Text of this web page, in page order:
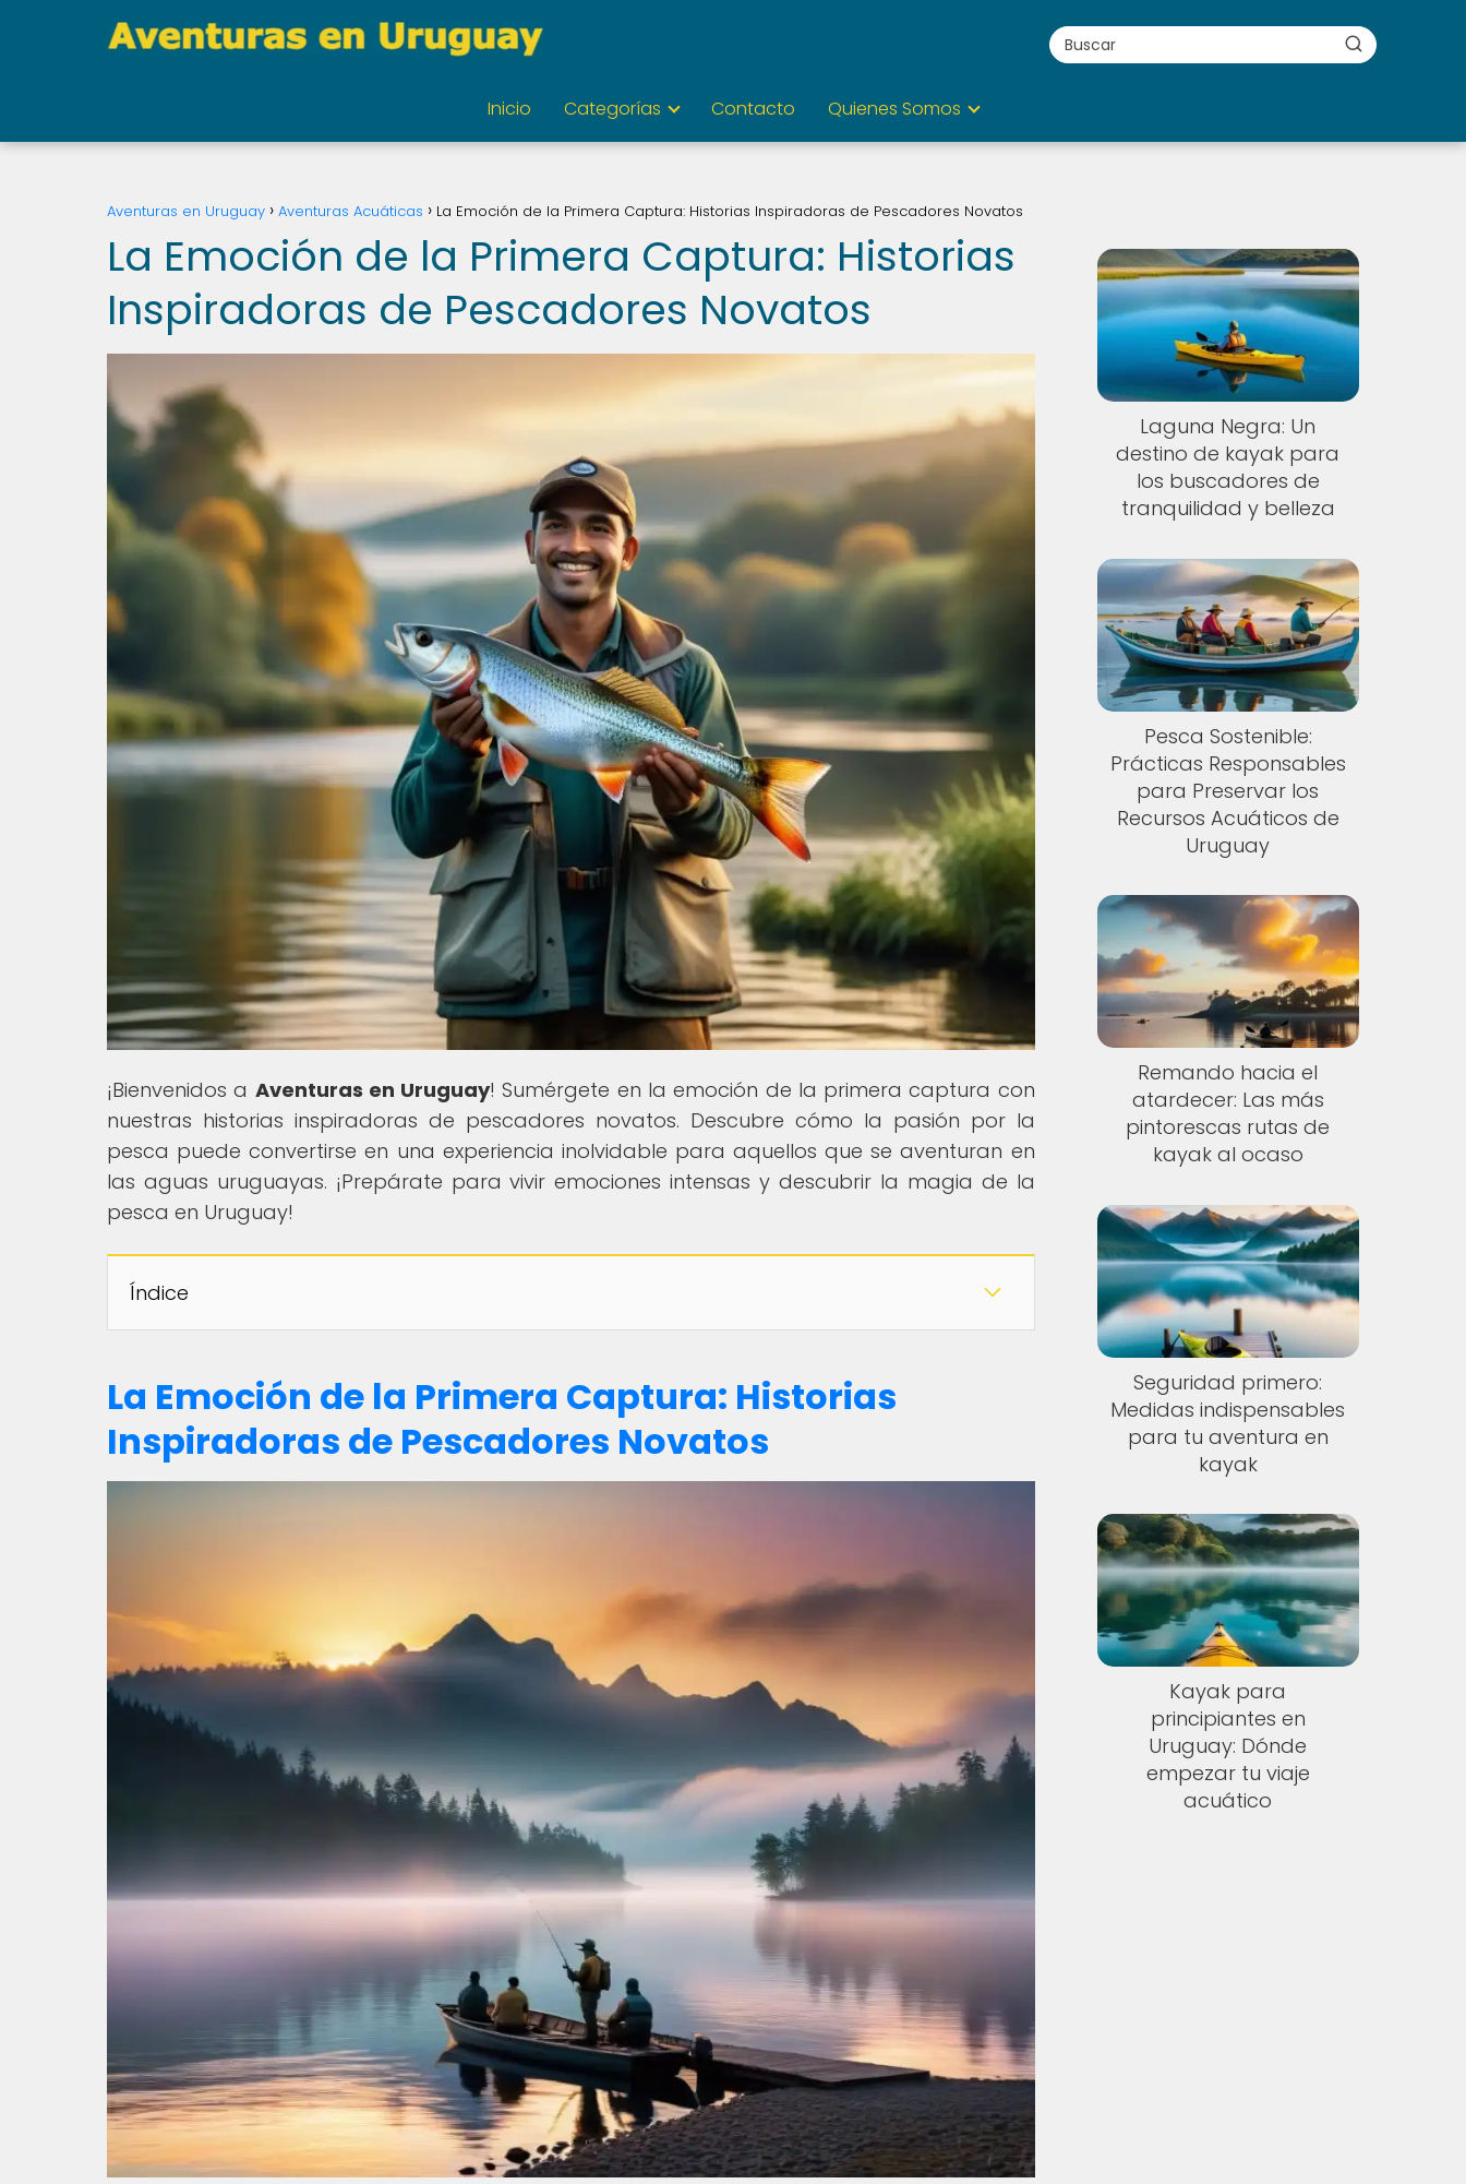
Inicio Categorías Contacto Quienes Somos
Aventuras en Uruguay Aventuras Acuáticas La Emoción de la Primera Captura: Historias Inspiradoras de Pescadores Novatos
La Emoción de la Primera Captura: Historias
Inspiradoras de Pescadores Novatos
¡Bienvenidos a Aventuras en Uruguay! Sumérgete en la emoción de la primera captura con
nuestras historias inspiradoras de pescadores novatos. Descubre cómo la pasión por la
pesca puede convertirse en una experiencia inolvidable para aquellos que se aventuran en
las aguas uruguayas. ¡Prepárate para vivir emociones intensas y descubrir la magia de la
pesca en Uruguay!
Índice
La Emoción de la Primera Captura: Historias
Inspiradoras de Pescadores Novatos
Laguna Negra: Un
destino de kayak para
los buscadores de
tranquilidad y belleza
Pesca Sostenible:
Prácticas Responsables
para Preservar los
Recursos Acuáticos de
Uruguay
Remando hacia el
atardecer: Las más
pintorescas rutas de
kayak al ocaso
Seguridad primero:
Medidas indispensables
para tu aventura en
kayak
Kayak para
principiantes en
Uruguay: Dónde
empezar tu viaje
acuático